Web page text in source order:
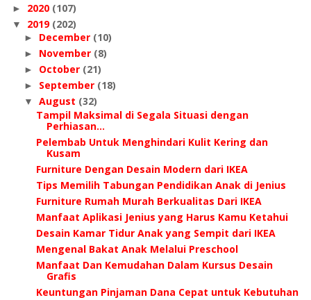
► 2020 (107)
▼ 2019 (202)
► December (10)
► November (8)
► October (21)
► September (18)
▼ August (32)
Tampil Maksimal di Segala Situasi dengan
Perhiasan...
Pelembab Untuk Menghindari Kulit Kering dan
Kusam
Furniture Dengan Desain Modern dari IKEA
Tips Memilih Tabungan Pendidikan Anak di Jenius
Furniture Rumah Murah Berkualitas Dari IKEA
Manfaat Aplikasi Jenius yang Harus Kamu Ketahui
Desain Kamar Tidur Anak yang Sempit dari IKEA
Mengenal Bakat Anak Melalui Preschool
Manfaat Dan Kemudahan Dalam Kursus Desain
Grafis
Keuntungan Pinjaman Dana Cepat untuk Kebutuhan